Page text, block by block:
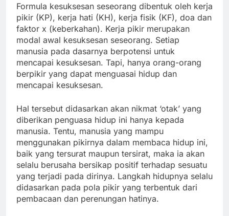
Formula kesuksesan seseorang dibentuk oleh kerja
pikir (KP), kerja hati (KH), kerja fisik (KF), doa dan
faktor x (keberkahan). Kerja pikir merupakan
modal awal kesuksesan seseorang. Setiap
manusia pada dasarnya berpotensi untuk
mencapai kesuksesan. Tapi, hanya orang-orang
berpikir yang dapat menguasai hidup dan
mencapai kesuksesan.
Hal tersebut didasarkan akan nikmat ‘otak’ yang
diberikan penguasa hidup ini hanya kepada
manusia. Tentu, manusia yang mampu
menggunakan pikirnya dalam membaca hidup ini,
baik yang tersurat maupun tersirat, maka ia akan
selalu berusaha bersikap positif terhadap sesuatu
yang terjadi pada dirinya. Langkah hidupnya selalu
didasarkan pada pola pikir yang terbentuk dari
pembacaan dan perenungan hatinya.